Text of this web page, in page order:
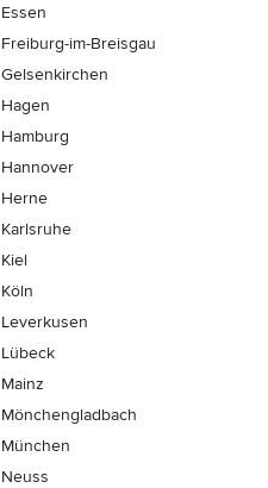
Essen
Freiburg-im-Breisgau
Gelsenkirchen
Hagen
Hamburg
Hannover
Herne
Karlsruhe
Kiel
Köln
Leverkusen
Lübeck
Mainz
Mönchen­gladbach
München
Neuss